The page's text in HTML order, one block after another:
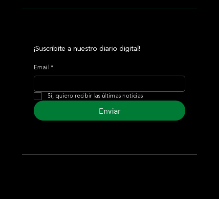
¡Suscribite a nuestro diario digital!
Email *
Si, quiero recibir las últimas noticias
Enviar